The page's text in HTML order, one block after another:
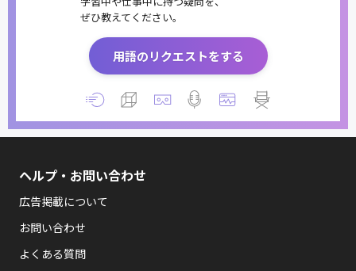
ぜひ教えてください。
用語のリクエストをする
ヘルプ・お問い合わせ
広告掲載について
お問い合わせ
よくある質問